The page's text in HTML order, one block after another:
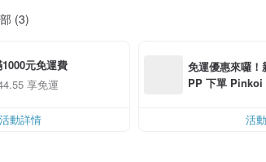
(3)
元免運費
享免運
活動詳情
免運優惠來囉
PP 下單 Pinkoi
活